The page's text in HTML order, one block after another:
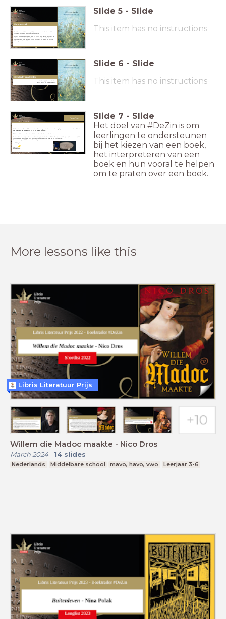
Het verhaal
met Aimée, Adriaan en Keizer Hadrianus als delen.
keizer Hadrianus. Want waar deze precies overleed is een raadsel dat verloren
Slide 5 - Slide
This item has no instructions
Het doel van deze les
Vertel wat jij denkt van dit boek.
Gebruik daarbij het geluidsfragment..
Slide 6 - Slide
This item has no instructions
#DeZin gaat over taal en verhalen, over wat een boek teweegbrengt. Over woorden die jou grijpen, fascineren of misschien wel irriteren.
Laat je uitdagen om jouw mooiste zin uit het boek op te zoeken.
Beluister ook de andere audiotrailers #DeZin over de boeken die op de longlist staan.
De Libris Literatuur Prijs is de grootste literaire prijs in Nederland en België. De prijs wordt ieder jaar tijdens een feestelijk diner
toegekend aan de auteur van de beste oorspronkelijk Nederlandstalige roman van het afgelopen jaar.
De auteur ontvangt € 50.000,-- en een bronzen legpenning.
www.librisprijs.nl
Colofon Slide 7 - Slide
Het doel van #DeZin is om
leerlingen te ondersteunen
bij het kiezen van een boek,
het interpreteren van een
boek en hun vooral te helpen
om te praten over een boek.
More lessons like this
Willem die Madoc maakte - Nico Dros
March 2024- 14 slides
Nederlands Middelbare school mavo, havo, vwo Leerjaar 3-6
Libris Literatuur Prijs